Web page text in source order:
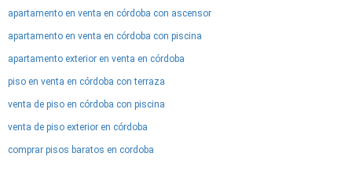
apartamento en venta en córdoba con ascensor
apartamento en venta en córdoba con piscina
apartamento exterior en venta en córdoba
piso en venta en córdoba con terraza
venta de piso en córdoba con piscina
venta de piso exterior en córdoba
comprar pisos baratos en cordoba